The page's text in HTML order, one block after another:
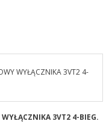
3VT2 4-BIEG.